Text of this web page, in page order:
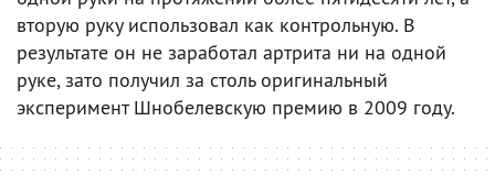
вторую руку использовал как контрольную. В
результате он не заработал артрита ни на одной
руке, зато получил за столь оригинальный
эксперимент Шнобелевскую премию в 2009 году.